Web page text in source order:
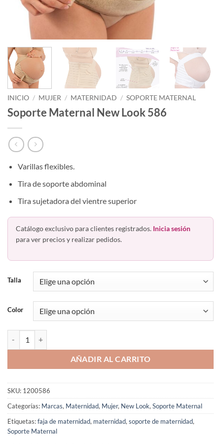
INICIO / MUJER / MATERNIDAD / SOPORTE MATERNAL
Soporte Maternal New Look 586
Varillas flexibles.
Tira de soporte abdominal
Tira sujetadora del vientre superior
Catálogo exclusivo para clientes registrados. Inicia sesión
para ver precios y realizar pedidos.
Talla
Color
AÑADIR AL CARRITO
SKU: 1200586
Categorías: Marcas, Maternidad, Mujer, New Look,Soporte Maternal
Etiquetas:faja de maternidad, maternidad,soporte de maternidad,
Soporte Maternal